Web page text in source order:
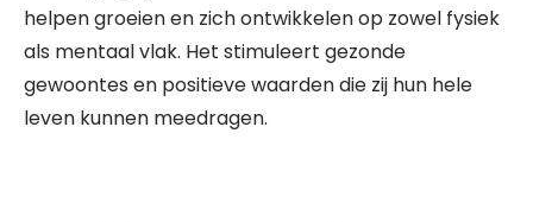
helpen groeien en zich ontwikkelen op zowel fysiek
als mentaal vlak. Het stimuleert gezonde
gewoontes en positieve waarden die zij hun hele
leven kunnen meedragen.